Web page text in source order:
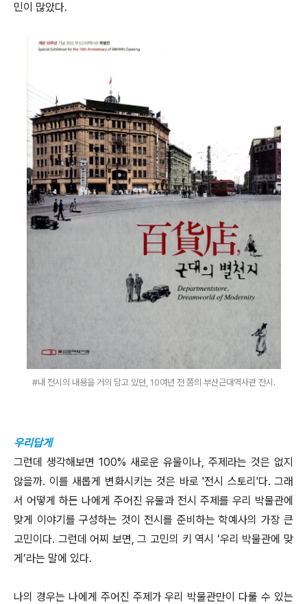
민이 많았다.
#내 전시의 내용을 거의 담고 있던, 10여년 전 쯤의 부산근대역사관 전시.
우리답게
그런데 생각해보면 100% 새로운 유물이나, 주제라는 것은 없지
않을까. 이를 새롭게 변화시키는 것은 바로 '전시 스토리'다. 그래
서 어떻게 하든 나에게 주어진 유물과 전시 주제를 우리 박물관에
맞게 이야기를 구성하는 것이 전시를 준비하는 학예사의 가장 큰
고민이다. 그런데 어찌 보면, 그 고민의 키 역시 ‘우리 박물관에 맞
게’라는 말에 있다.
​나의 경우는 나에게 주어진 주제가 우리 박물관만이 다룰 수 있는